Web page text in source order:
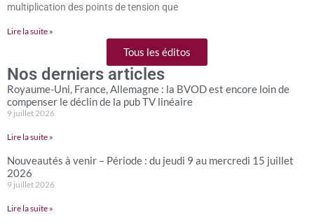
multiplication des points de tension que
Lire la suite »
Tous les éditos
Nos derniers articles
Royaume-Uni, France, Allemagne : la BVOD est encore loin de
compenser le déclin de la pub TV linéaire
9 juillet 2026
Lire la suite »
Nouveautés à venir – Période : du jeudi 9 au mercredi 15 juillet
2026
9 juillet 2026
Lire la suite »